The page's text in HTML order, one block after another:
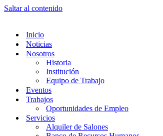
Saltar al contenido
Inicio
Noticias
Nosotros
Historia
Institución
Equipo de Trabajo
Eventos
Trabajos
Oportunidades de Empleo
Servicios
Alquiler de Salones